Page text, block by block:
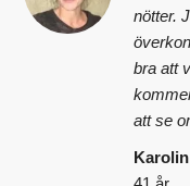
nötter.
bra att
att se